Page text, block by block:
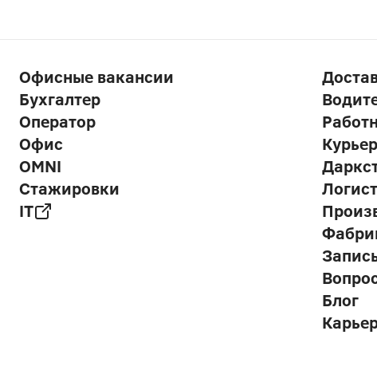
Офисные вакансии
Бухгалтер
Оператор
Офис
OMNI
Стажировки
IT
Курьер
Блог